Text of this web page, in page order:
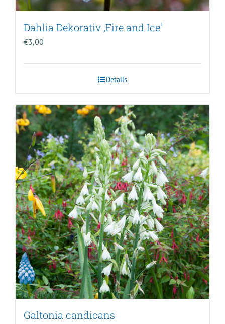
Dahlia Dekorativ ‚Fire and Ice‘
€3,00
Details
Galtonia candicans